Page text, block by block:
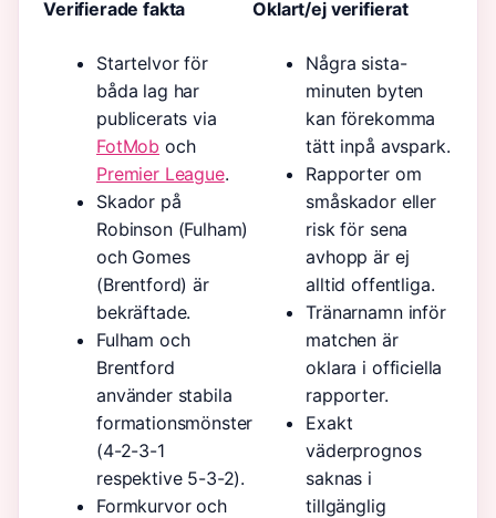
Verifierade fakta
Startelvor för
båda lag har
publicerats via
FotMob och
Premier League.
Skador på
Robinson (Fulham)
och Gomes
(Brentford) är
bekräftade.
Fulham och
Brentford
använder stabila
formationsmönster
(4-2-3-1
respektive 5-3-2).
Formkurvor och
Oklart/ej verifierat
Några sista-
minuten byten
kan förekomma
tätt inpå avspark.
Rapporter om
småskador eller
risk för sena
avhopp är ej
alltid offentliga.
Tränarnamn inför
matchen är
oklara i officiella
rapporter.
Exakt
väderprognos
saknas i
tillgänglig